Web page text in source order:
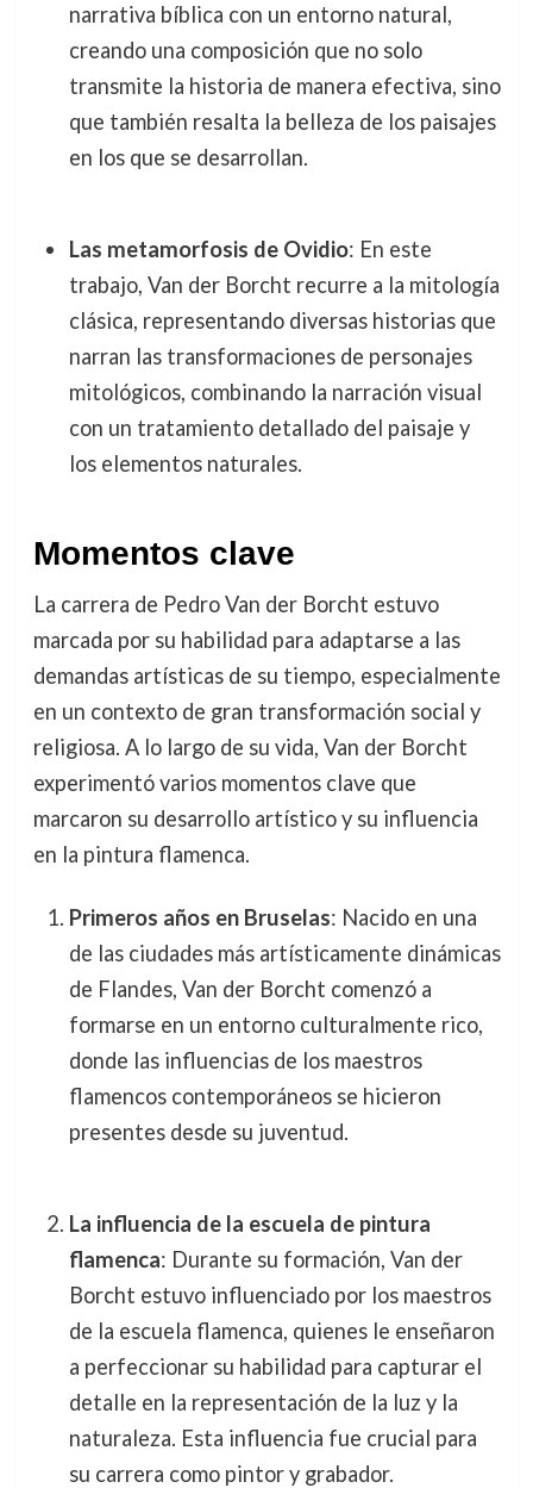
narrativa bíblica con un entorno natural,
creando una composición que no solo
transmite la historia de manera efectiva, sino
que también resalta la belleza de los paisajes
en los que se desarrollan.
Las metamorfosis de Ovidio: En este
trabajo, Van der Borcht recurre a la mitología
clásica, representando diversas historias que
narran las transformaciones de personajes
mitológicos, combinando la narración visual
con un tratamiento detallado del paisaje y
los elementos naturales.
Momentos clave
La carrera de Pedro Van der Borcht estuvo
marcada por su habilidad para adaptarse a las
demandas artísticas de su tiempo, especialmente
en un contexto de gran transformación social y
religiosa. A lo largo de su vida, Van der Borcht
experimentó varios momentos clave que
marcaron su desarrollo artístico y su influencia
en la pintura flamenca.
Primeros años en Bruselas: Nacido en una
de las ciudades más artísticamente dinámicas
de Flandes, Van der Borcht comenzó a
formarse en un entorno culturalmente rico,
donde las influencias de los maestros
flamencos contemporáneos se hicieron
presentes desde su juventud.
La influencia de la escuela de pintura
flamenca: Durante su formación, Van der
Borcht estuvo influenciado por los maestros
de la escuela flamenca, quienes le enseñaron
a perfeccionar su habilidad para capturar el
detalle en la representación de la luz y la
naturaleza. Esta influencia fue crucial para
su carrera como pintor y grabador.